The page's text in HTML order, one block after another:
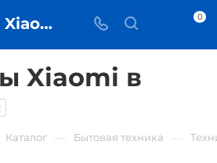
Блендеры Xiaomi • купить блендер в Самаре - iЧехол 0
Xiaomi в
Каталог Бытовая техника